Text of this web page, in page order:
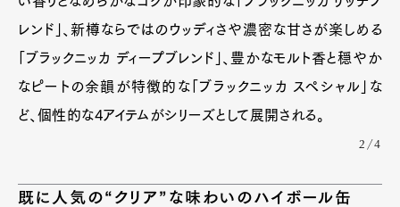
レンド」、新樽ならではのウッディさや濃密な甘さが楽しめる
「ブラックニッカ ディープブレンド」、豊かなモルト香と穏やか
なピートの余韻が特徴的な「ブラックニッカ スペシャル」な
ど、個性的な4アイテムがシリーズとして展開される。
2/4
既に人気の“クリア”な味わいのハイボール缶